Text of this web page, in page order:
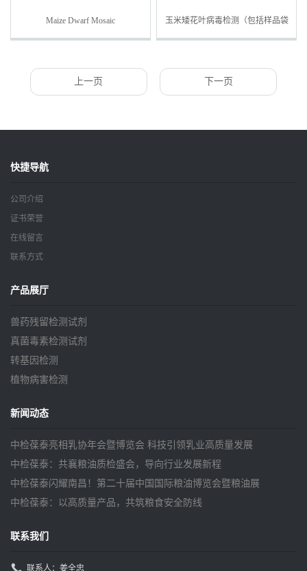
Maize Dwarf Mosaic
Virus（MDMV）玉米矮花叶病毒
玉米矮花叶病毒检测（包括样品袋
及缓冲液）
上一页 下一页
快捷导航
公司介绍
证书荣誉
在线留言
联系方式
产品展厅
兽药残留检测试剂
真菌毒素检测试剂
转基因检测
植物病害检测
新闻动态
中检葆泰亮相乳协年会暨博览会 科技引领乳业高质量发展
中检葆泰：共襄粮油质检盛会，导向行业发展新程
中检葆泰闪耀南昌！第二十届中国国际粮油博览会暨粮油展
中检葆泰：以高质量产品，共筑粮食安全防线
联系我们
联系人：姜全忠